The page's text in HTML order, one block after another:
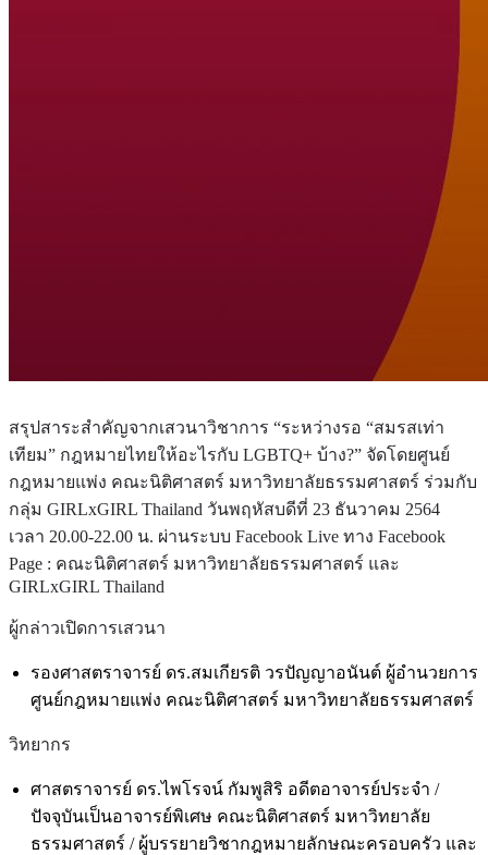
สรุปสาระสำคัญจากเสวนาวิชาการ “ระหว่างรอ “สมรสเท่า
เทียม” กฎหมายไทยให้อะไรกับ LGBTQ+ บ้าง?” จัดโดยศูนย์
กฎหมายแพ่ง คณะนิติศาสตร์ มหาวิทยาลัยธรรมศาสตร์ ร่วมกับ
กลุ่ม GIRLxGIRL Thailand วันพฤหัสบดีที่ 23 ธันวาคม 2564
เวลา 20.00-22.00 น. ผ่านระบบ Facebook Live ทาง Facebook
Page : คณะนิติศาสตร์ มหาวิทยาลัยธรรมศาสตร์ และ
GIRLxGIRL Thailand
ผู้กล่าวเปิดการเสวนา
รองศาสตราจารย์ ดร.สมเกียรติ วรปัญญาอนันต์ ผู้อำนวยการ
ศูนย์กฎหมายแพ่ง คณะนิติศาสตร์ มหาวิทยาลัยธรรมศาสตร์
วิทยากร
ศาสตราจารย์ ดร.ไพโรจน์ กัมพูสิริ อดีตอาจารย์ประจำ /
ปัจจุบันเป็นอาจารย์พิเศษ คณะนิติศาสตร์ มหาวิทยาลัย
ธรรมศาสตร์ / ผู้บรรยายวิชากฎหมายลักษณะครอบครัว และ